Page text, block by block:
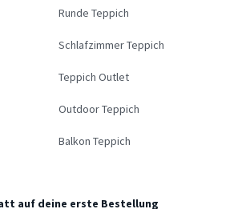
Runde Teppich
Schlafzimmer Teppich
Teppich Outlet
Outdoor Teppich
Balkon Teppich
auf deine erste Bestellung